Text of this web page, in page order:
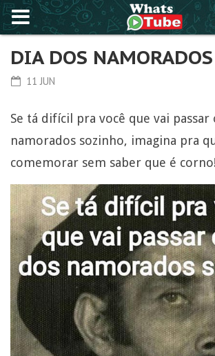
DIA DOS NAMORADOS
11 JUN
Se tá difícil pra você que vai passar
namorados sozinho, imagina pra
comemorar sem saber que é corno!